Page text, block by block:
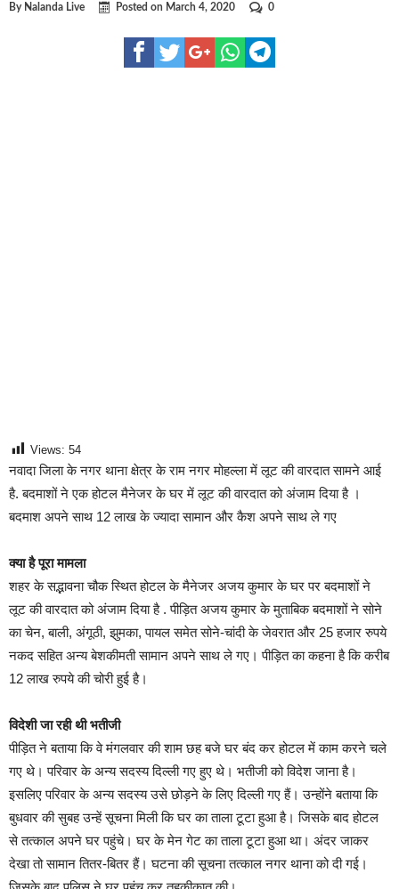
क्रिकेटर ईशान किशन की शादी फिक्स, गर्लफ्रेंड से होगी शादी..
बिहारवासियों के लिए खुशखबरी.. बिहटा से भी बड़ा बनेगा एयरपोर्ट ..
By Nalanda Live Posted on March 4, 2020 0
Views: 54
नवादा जिला के नगर थाना क्षेत्र के राम नगर मोहल्ला में लूट की वारदात सामने आई
है. बदमाशों ने एक होटल मैनेजर के घर में लूट की वारदात को अंजाम दिया है ।
बदमाश अपने साथ 12 लाख के ज्यादा सामान और कैश अपने साथ ले गए
क्या है पूरा मामला
शहर के सद्भावना चौक स्थित होटल के मैनेजर अजय कुमार के घर पर बदमाशों ने
लूट की वारदात को अंजाम दिया है . पीड़ित अजय कुमार के मुताबिक बदमाशों ने सोने
का चेन, बाली, अंगूठी, झुमका, पायल समेत सोने-चांदी के जेवरात और 25 हजार रुपये
नकद सहित अन्य बेशकीमती सामान अपने साथ ले गए। पीड़ित का कहना है कि करीब
12 लाख रुपये की चोरी हुई है।
विदेशी जा रही थी भतीजी
पीड़ित ने बताया कि वे मंगलवार की शाम छह बजे घर बंद कर होटल में काम करने चले
गए थे। परिवार के अन्य सदस्य दिल्ली गए हुए थे। भतीजी को विदेश जाना है।
इसलिए परिवार के अन्य सदस्य उसे छोड़ने के लिए दिल्ली गए हैं। उन्होंने बताया कि
बुधवार की सुबह उन्हें सूचना मिली कि घर का ताला टूटा हुआ है। जिसके बाद होटल
से तत्काल अपने घर पहुंचे। घर के मेन गेट का ताला टूटा हुआ था। अंदर जाकर
देखा तो सामान तितर-बितर हैं। घटना की सूचना तत्काल नगर थाना को दी गई।